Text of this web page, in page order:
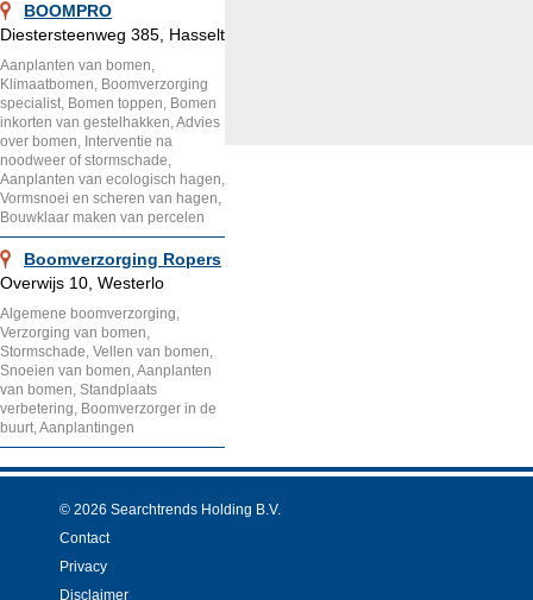
BOOMPRO
Diestersteenweg 385, Hasselt
Aanplanten van bomen,
Klimaatbomen, Boomverzorging
specialist, Bomen toppen, Bomen
inkorten van gestelhakken, Advies
over bomen, Interventie na
noodweer of stormschade,
Aanplanten van ecologisch hagen,
Vormsnoei en scheren van hagen,
Bouwklaar maken van percelen
Boomverzorging Ropers
Overwijs 10, Westerlo
Algemene boomverzorging,
Verzorging van bomen,
Stormschade, Vellen van bomen,
Snoeien van bomen, Aanplanten
van bomen, Standplaats
verbetering, Boomverzorger in de
buurt, Aanplantingen
© 2026 Searchtrends Holding B.V.
Contact
Privacy
Disclaimer